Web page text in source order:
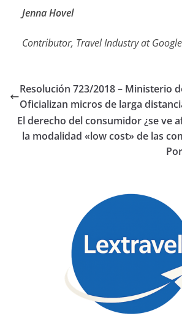
Jenna Hovel
Contributor, Travel Industry at Google
Resolución 723/2018 – Ministerio
Oficializan micros de larga
El derecho del consumidor ¿se ve
la modalidad «low cost» de las